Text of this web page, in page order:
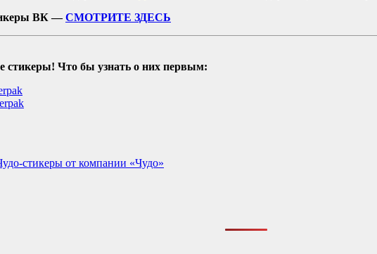
ВК —СМОТРИТЕ ЗДЕСЬ
стикеры! Что бы узнать о них первым:
стикеры от компании «Чудо»